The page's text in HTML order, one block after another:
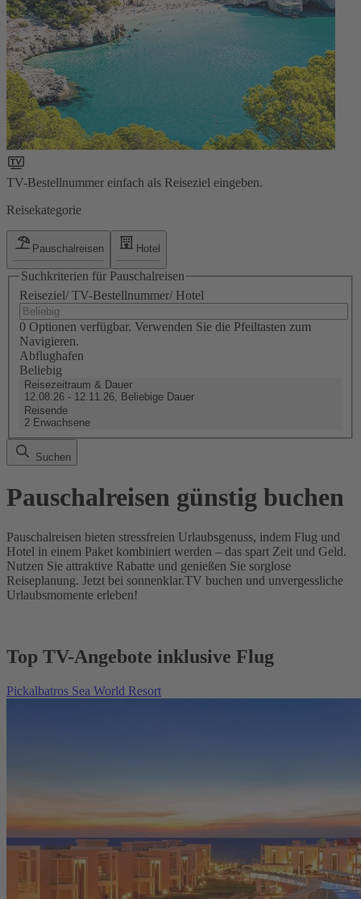
TV-Bestellnummer einfach als Reiseziel eingeben.
Reisekategorie
Pauschalreisen Hotel
Suchkriterien für Pauschalreisen
Reiseziel/ TV-Bestellnummer/ Hotel
0 Optionen verfügbar. Verwenden Sie die Pfeiltasten zum
Navigieren.
Abflughafen
Beliebig
Reisezeitraum & Dauer
12.08.26 - 12.11.26, Beliebige Dauer
Reisende
2 Erwachsene
Suchen
Pauschalreisen günstig buchen
Pauschalreisen bieten stressfreien Urlaubsgenuss, indem Flug und
Hotel in einem Paket kombiniert werden – das spart Zeit und Geld.
Nutzen Sie attraktive Rabatte und genießen Sie sorglose
Reiseplanung. Jetzt bei sonnenklar.TV buchen und unvergessliche
Urlaubsmomente erleben!
Top TV-Angebote inklusive Flug
Pickalbatros Sea World Resort